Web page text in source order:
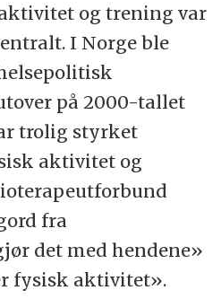
og trening var
I Norge ble
på 2000-tallet
trolig styrket
aktivitet og
fra
det med hendene»
fysisk aktivitet».